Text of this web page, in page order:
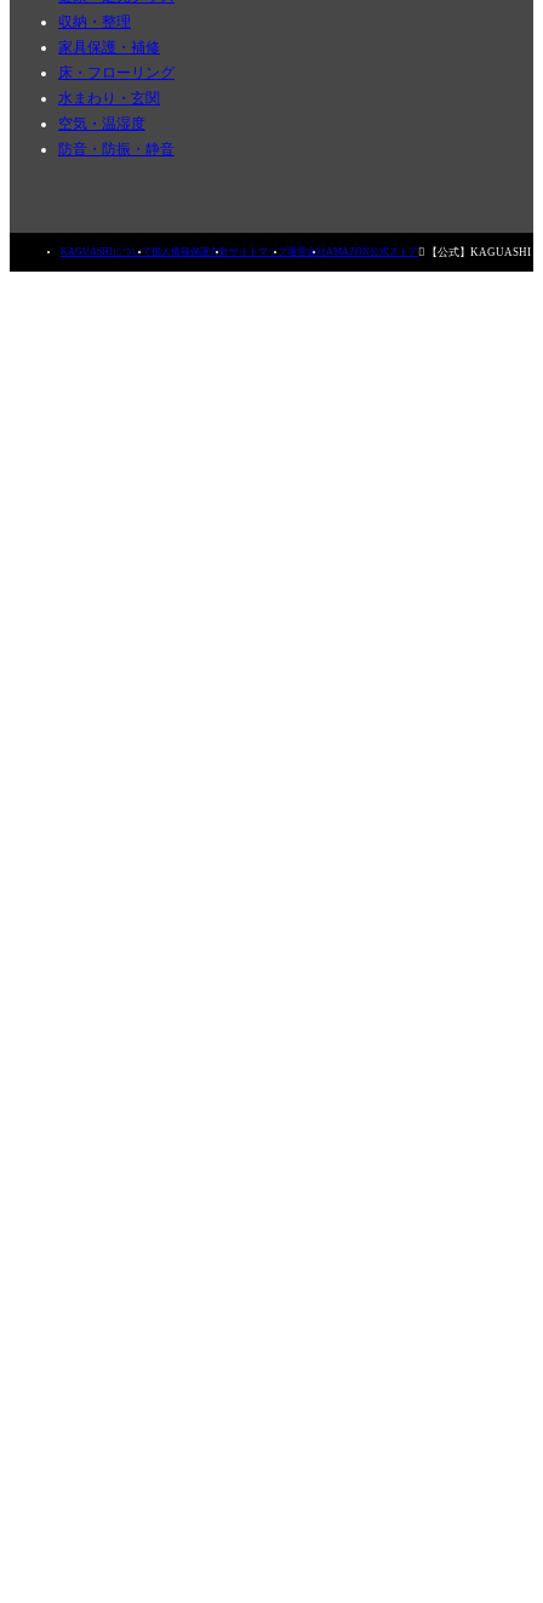
収納・整理
家具保護・補修
床・フローリング
水まわり・玄関
空気・温湿度
防音・防振・静音
KAGUASHIについて個人情報保護方針サイトマップ運営会社AMAZON公式ストア 【公式】KAGUASHI